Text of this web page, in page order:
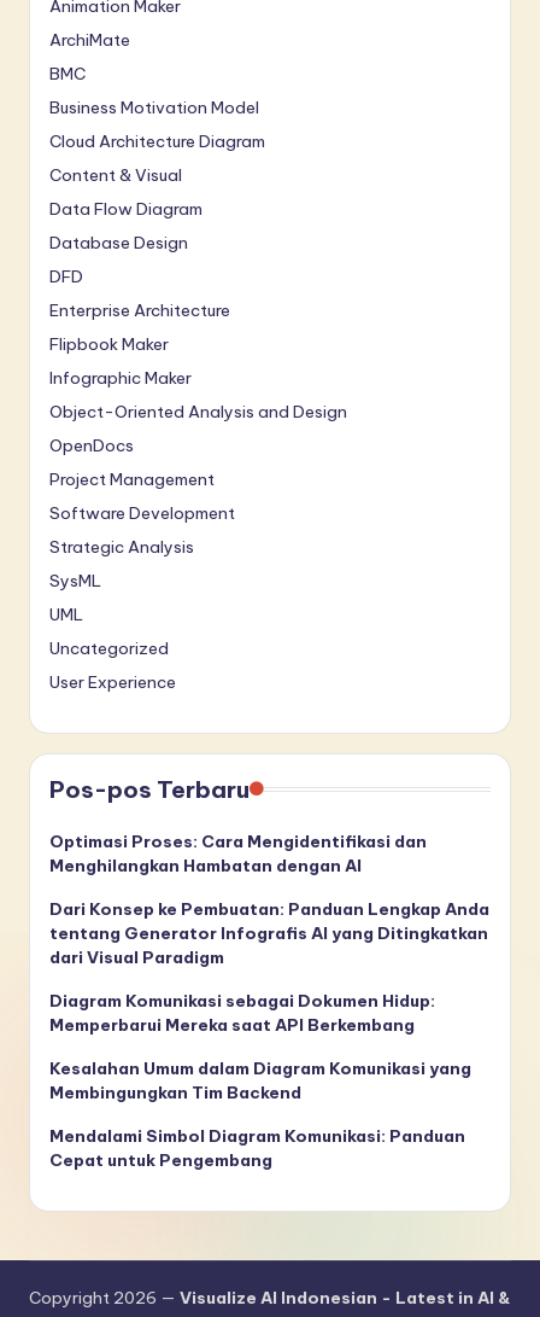
Animation Maker
ArchiMate
BMC
Business Motivation Model
Cloud Architecture Diagram
Content & Visual
Data Flow Diagram
Database Design
DFD
Enterprise Architecture
Flipbook Maker
Infographic Maker
Object-Oriented Analysis and Design
OpenDocs
Project Management
Software Development
Strategic Analysis
SysML
UML
Uncategorized
User Experience
Pos-pos Terbaru
Optimasi Proses: Cara Mengidentifikasi dan
Menghilangkan Hambatan dengan AI
Dari Konsep ke Pembuatan: Panduan Lengkap Anda
tentang Generator Infografis AI yang Ditingkatkan
dari Visual Paradigm
Diagram Komunikasi sebagai Dokumen Hidup:
Memperbarui Mereka saat API Berkembang
Kesalahan Umum dalam Diagram Komunikasi yang
Membingungkan Tim Backend
Mendalami Simbol Diagram Komunikasi: Panduan
Cepat untuk Pengembang
Copyright 2026 — Visualize AI Indonesian - Latest in AI &